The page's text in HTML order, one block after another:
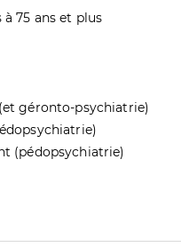
à 75 ans et plus
géronto-psychiatrie)
(pédopsychiatrie)